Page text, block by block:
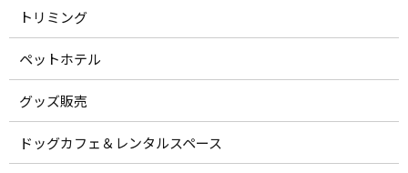
トリミング
ペットホテル
グッズ販売
ドッグカフェ＆レンタルスペース